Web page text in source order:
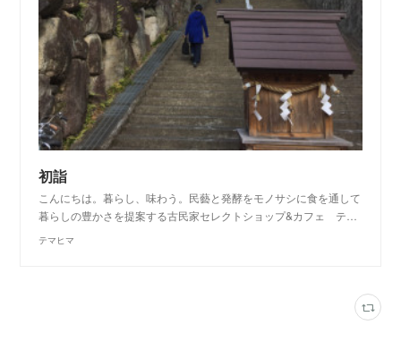
初詣
こんにちは。暮らし、味わう。民藝と発酵をモノサシに食を通して
暮らしの豊かさを提案する古民家セレクトショップ&カフェ テ…
テマヒマ